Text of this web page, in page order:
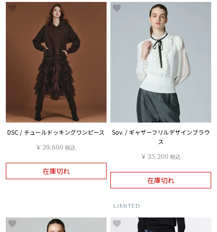
DSC / チュールドッキングワンピース
¥ 39,600 税込
在庫切れ
Sov. / ギャザーフリルデザインブラウ
ス
¥ 35,200 税込
在庫切れ
LIMITED